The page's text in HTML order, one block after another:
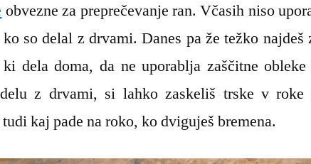
obvezne za preprečevanje ran. Včasih niso
so delal z drvami. Danes pa že težko najdeš
ki dela doma, da ne uporablja zaščitne
z drvami, si lahko zaskeliš trske v roke
kaj pade na roko, ko dviguješ bremena.